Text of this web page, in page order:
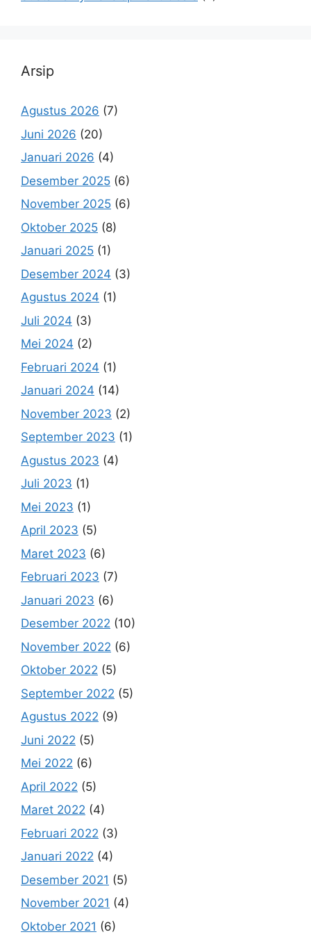
Arsip
Agustus 2026 (7)
Juni 2026 (20)
Januari 2026 (4)
Desember 2025 (6)
November 2025 (6)
Oktober 2025 (8)
Januari 2025 (1)
Desember 2024 (3)
Agustus 2024 (1)
Juli 2024 (3)
Mei 2024 (2)
Februari 2024 (1)
Januari 2024 (14)
November 2023 (2)
September 2023 (1)
Agustus 2023 (4)
Juli 2023 (1)
Mei 2023 (1)
April 2023 (5)
Maret 2023 (6)
Februari 2023 (7)
Januari 2023 (6)
Desember 2022 (10)
November 2022 (6)
Oktober 2022 (5)
September 2022 (5)
Agustus 2022 (9)
Juni 2022 (5)
Mei 2022 (6)
April 2022 (5)
Maret 2022 (4)
Februari 2022 (3)
Januari 2022 (4)
Desember 2021 (5)
November 2021 (4)
Oktober 2021 (6)